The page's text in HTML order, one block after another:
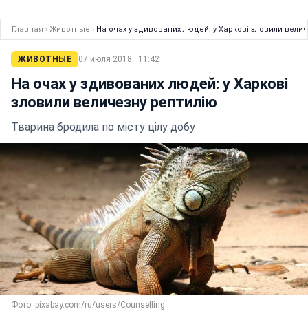
Главная › Животные › На очах у здивованих людей: у Харкові зловили
ЖИВОТНЫЕ 07 июля 2018 · 11:42
На очах у здивованих людей: у Харкові
зловили величезну рептилію
Тварина бродила по місту цілу добу
Фото: pixabay.com/ru/users/Counselling